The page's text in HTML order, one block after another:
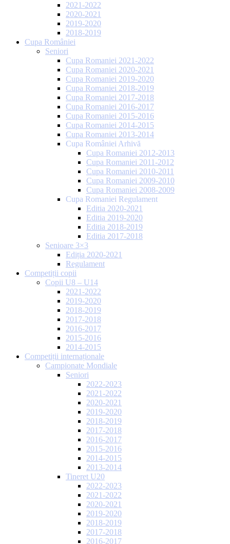
2021-2022
2020-2021
2019-2020
2018-2019
Cupa României
Seniori
Cupa Romaniei 2021-2022
Cupa Romaniei 2020-2021
Cupa Romaniei 2019-2020
Cupa Romaniei 2018-2019
Cupa Romaniei 2017-2018
Cupa Romaniei 2016-2017
Cupa Romaniei 2015-2016
Cupa Romaniei 2014-2015
Cupa Romaniei 2013-2014
Cupa României Arhivă
Cupa Romaniei 2012-2013
Cupa Romaniei 2011-2012
Cupa Romaniei 2010-2011
Cupa Romaniei 2009-2010
Cupa Romaniei 2008-2009
Cupa Romaniei Regulament
Editia 2020-2021
Editia 2019-2020
Editia 2018-2019
Editia 2017-2018
Senioare 3×3
Ediția 2020-2021
Regulament
Competiții copii
Copii U8 – U14
2021-2022
2019-2020
2018-2019
2017-2018
2016-2017
2015-2016
2014-2015
Competiții internaționale
Campionate Mondiale
Seniori
2022-2023
2021-2022
2020-2021
2019-2020
2018-2019
2017-2018
2016-2017
2015-2016
2014-2015
2013-2014
Tineret U20
2022-2023
2021-2022
2020-2021
2019-2020
2018-2019
2017-2018
2016-2017